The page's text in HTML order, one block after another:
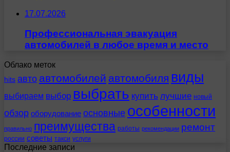
17.07.2026
Профессиональная эвакуация
автомобилей в любое время и место
Облако меток
hits авто автомобилей автомобиля виды
выбираем выбор выбрать купить лучшие новый
обзор оборудование основные особенности
правильно преимущества работы рекомендации ремонт
россии советы такси услуги
Последние записи